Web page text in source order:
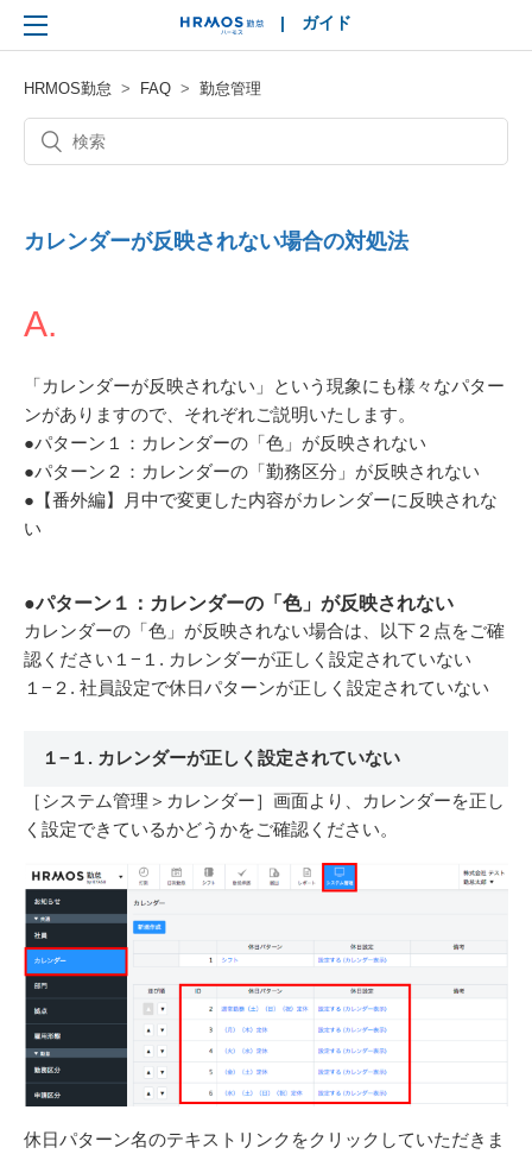
HRMOS
| ガイド
HRMOS勤怠 FAQ 勤怠管理
カレンダーが反映されない場合の対処法
A.
「カレンダーが反映されない」という現象にも様々なパター
ンがありますので、それぞれご説明いたします。
●パターン１：カレンダーの「色」が反映されない
●パターン２：カレンダーの「勤務区分」が反映されない
●【番外編】月中で変更した内容がカレンダーに反映されな
い
●パターン１：カレンダーの「色」が反映されない
カレンダーの「色」が反映されない場合は、以下２点をご確
認ください １−１. カレンダーが正しく設定されていない
１−２. 社員設定で休日パターンが正しく設定されていない
１−１. カレンダーが正しく設定されていない
［システム管理＞カレンダー］画面より、カレンダーを正し
く設定できているかどうかをご確認ください。
休日パターン名のテキストリンクをクリックしていただきま